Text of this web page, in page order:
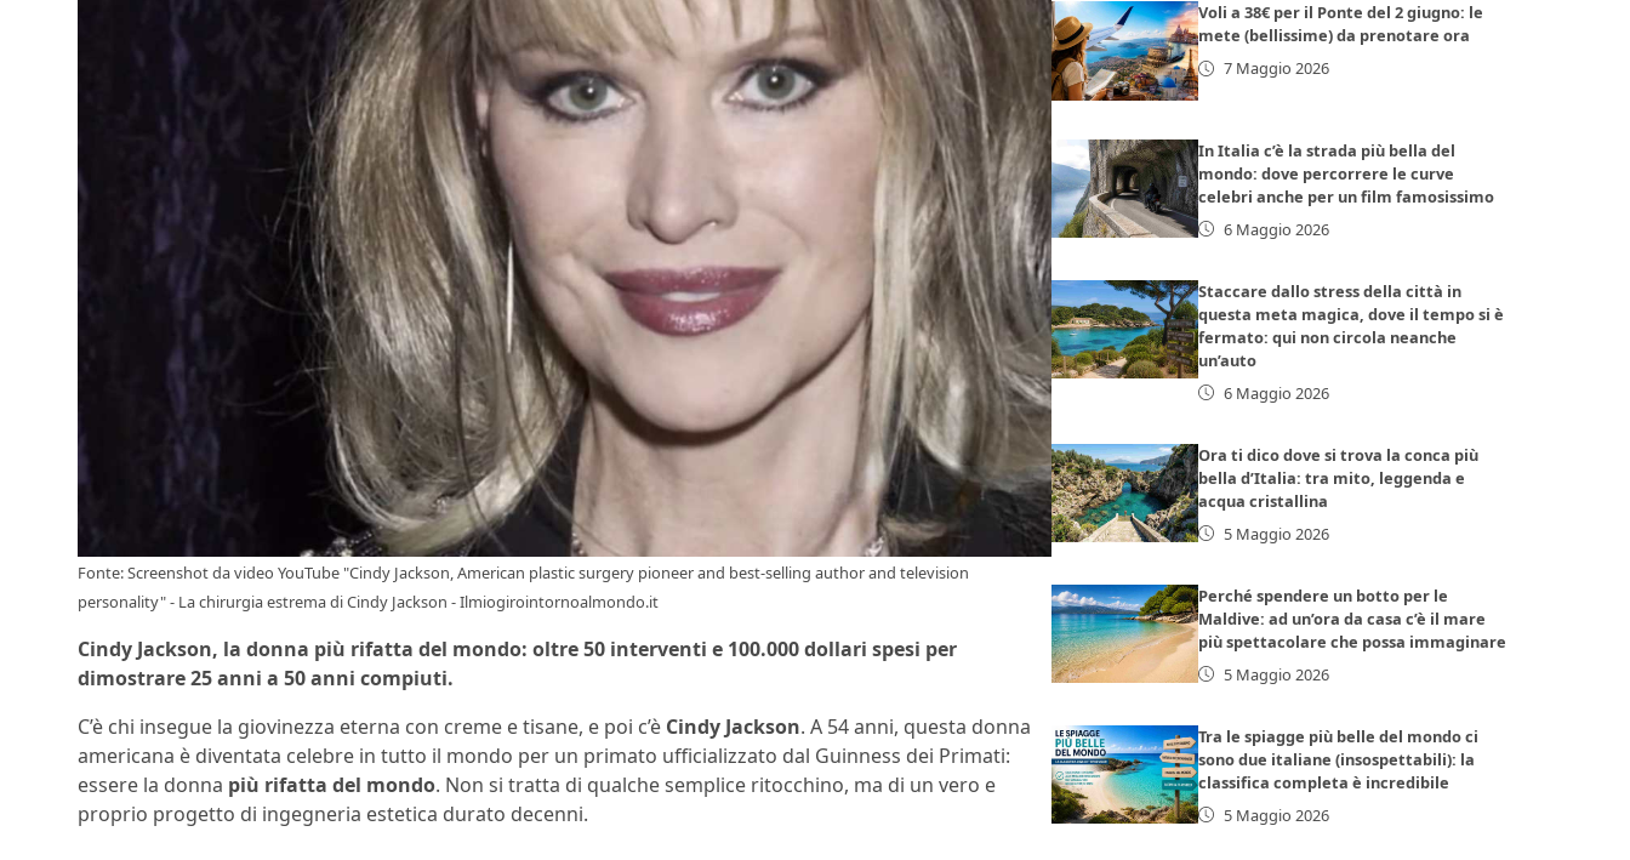
Fonte: Screenshot da video YouTube "Cindy Jackson, American plastic surgery pioneer and best-selling author and television
personality" - La chirurgia estrema di Cindy Jackson - Ilmiogirointornoalmondo.it
Cindy Jackson, la donna più rifatta del mondo: oltre 50 interventi e 100.000 dollari spesi per
dimostrare 25 anni a 50 anni compiuti.
C’è chi insegue la giovinezza eterna con creme e tisane, e poi c’è Cindy Jackson. A 54 anni, questa donna
americana è diventata celebre in tutto il mondo per un primato ufficializzato dal Guinness dei Primati:
essere la donna più rifatta del mondo. Non si tratta di qualche semplice ritocchino, ma di un vero e
proprio progetto di ingegneria estetica durato decenni.
Voli a 38€ per il Ponte del 2 giugno: le
mete (bellissime) da prenotare ora
7 Maggio 2026
In Italia c’è la strada più bella del
mondo: dove percorrere le curve
celebri anche per un film famosissimo
6 Maggio 2026
Staccare dallo stress della città in
questa meta magica, dove il tempo si è
fermato: qui non circola neanche
un’auto
6 Maggio 2026
Ora ti dico dove si trova la conca più
bella d’Italia: tra mito, leggenda e
acqua cristallina
5 Maggio 2026
Perché spendere un botto per le
Maldive: ad un’ora da casa c’è il mare
più spettacolare che possa immaginare
5 Maggio 2026
Tra le spiagge più belle del mondo ci
sono due italiane (insospettabili): la
classifica completa è incredibile
5 Maggio 2026